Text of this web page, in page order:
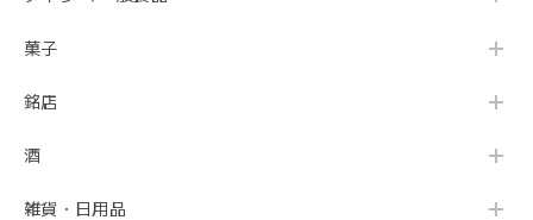
菓子
銘店
酒
雑貨・日用品